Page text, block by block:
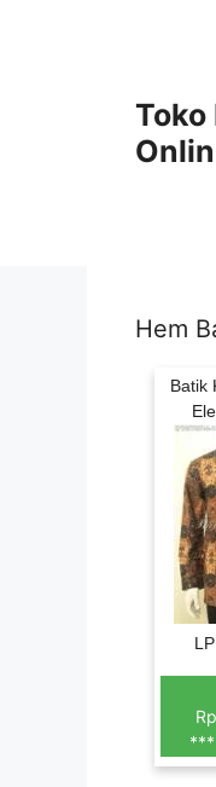
Hem
Batik